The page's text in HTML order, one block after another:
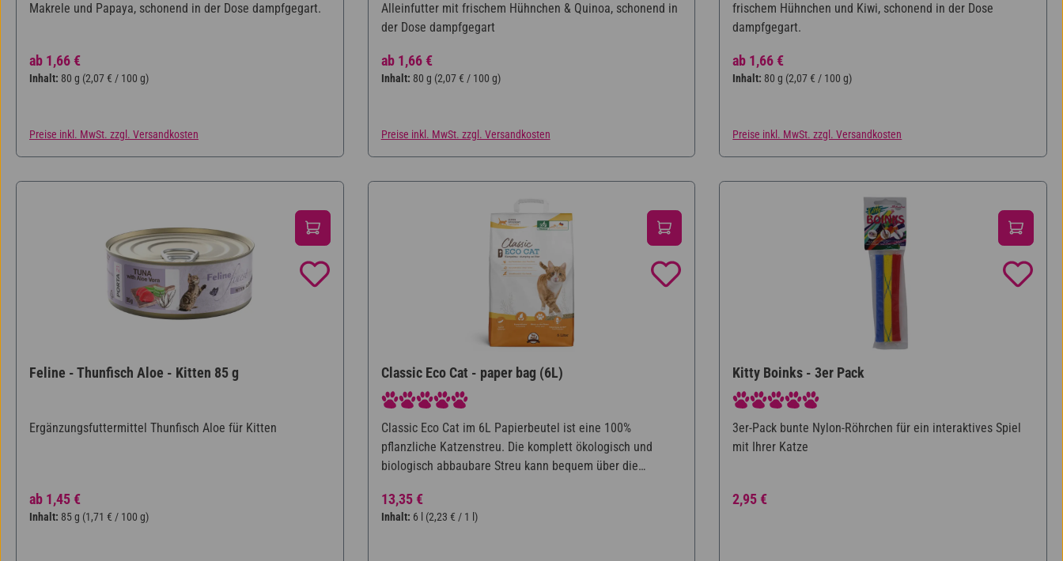
Makrele und Papaya, schonend in der Dose dampfgegart.
Regulärer Preis:
ab 1,66 €
Inhalt: 80 g (2,07 € / 100 g)
Preise inkl. MwSt. zzgl. Versandkosten
Alleinfutter mit frischem Hühnchen & Quinoa, schonend in
der Dose dampfgegart
Regulärer Preis:
ab 1,66 €
Inhalt: 80 g (2,07 € / 100 g)
Preise inkl. MwSt. zzgl. Versandkosten
frischem Hühnchen und Kiwi, schonend in der Dose
dampfgegart.
Regulärer Preis:
ab 1,66 €
Inhalt: 80 g (2,07 € / 100 g)
Preise inkl. MwSt. zzgl. Versandkosten
Feline - Thunfisch Aloe - Kitten 85 g
Ergänzungsfuttermittel Thunfisch Aloe für Kitten
Regulärer Preis:
ab 1,45 €
Inhalt: 85 g (1,71 € / 100 g)
Classic Eco Cat - paper bag (6L)
Durchschnittliche Bewertung von 5 von 5 Sternen
Classic Eco Cat im 6L Papierbeutel ist eine 100%
pflanzliche Katzenstreu. Die komplett ökologisch und
biologisch abbaubare Streu kann bequem über die
Regulärer Preis:
13,35 €
Inhalt: 6 l (2,23 € / 1 l)
Kitty Boinks - 3er Pack
Durchschnittliche Bewertung von 5 von 5 Sternen
3er-Pack bunte Nylon-Röhrchen für ein interaktives Spiel
mit Ihrer Katze
Regulärer Preis:
2,95 €